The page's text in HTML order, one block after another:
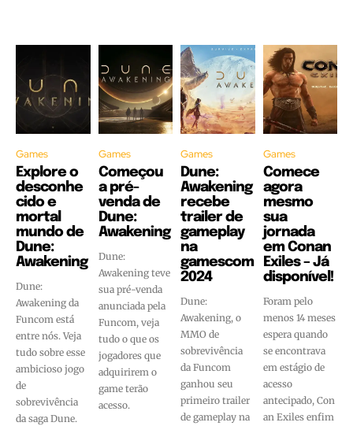
Games
Explore o
desconhe
cido e
mortal
mundo de
Dune:
Awakening
Dune:
Awakening da
Funcom está
entre nós. Veja
tudo sobre esse
ambicioso jogo
de
sobrevivência
da saga Dune.
Games
Começou
a pré-
venda de
Dune:
Awakening
Dune:
Awakening teve
sua pré-venda
anunciada pela
Funcom, veja
tudo o que os
jogadores que
adquirirem o
game terão
acesso.
Games
Dune:
Awakening
recebe
trailer de
gameplay
na
gamescom
2024
Dune:
Awakening, o
MMO de
sobrevivência
da Funcom
ganhou seu
primeiro trailer
de gameplay na
Games
Comece
agora
mesmo
sua
jornada
em Conan
Exiles – Já
disponível!
Foram pelo
menos 14 meses
espera quando
se encontrava
em estágio de
acesso
antecipado, Con
an Exiles enfim